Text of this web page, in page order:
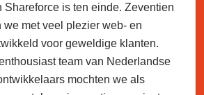
Shareforce is ten einde. Zeventien
we met veel plezier web- en
voor geweldige klanten.
team van Nederlandse
mochten we als